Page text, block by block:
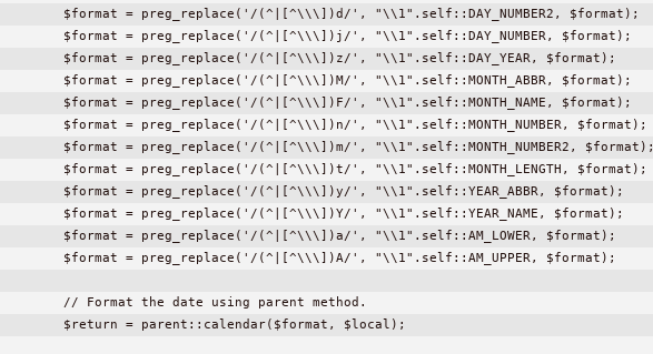
        $format = preg_replace('/(^|[^\\\])d/', "\\1".self::DAY_NUMBER2, $format);
        $format = preg_replace('/(^|[^\\\])j/', "\\1".self::DAY_NUMBER, $format);
        $format = preg_replace('/(^|[^\\\])z/', "\\1".self::DAY_YEAR, $format);
        $format = preg_replace('/(^|[^\\\])M/', "\\1".self::MONTH_ABBR, $format);
        $format = preg_replace('/(^|[^\\\])F/', "\\1".self::MONTH_NAME, $format);
        $format = preg_replace('/(^|[^\\\])n/', "\\1".self::MONTH_NUMBER, $format);
        $format = preg_replace('/(^|[^\\\])m/', "\\1".self::MONTH_NUMBER2, $format);
        $format = preg_replace('/(^|[^\\\])t/', "\\1".self::MONTH_LENGTH, $format);
        $format = preg_replace('/(^|[^\\\])y/', "\\1".self::YEAR_ABBR, $format);
        $format = preg_replace('/(^|[^\\\])Y/', "\\1".self::YEAR_NAME, $format);
        $format = preg_replace('/(^|[^\\\])a/', "\\1".self::AM_LOWER, $format);
        $format = preg_replace('/(^|[^\\\])A/', "\\1".self::AM_UPPER, $format);
        // Format the date using parent method.
        $return = parent::calendar($format, $local);